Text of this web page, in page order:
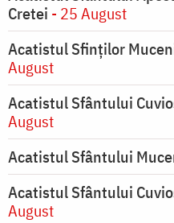
Cretei - 25 August
Acatistul Sfinților
August
Acatistul Sfântului
August
Acatistul Sfântului
Acatistul Sfântului
August